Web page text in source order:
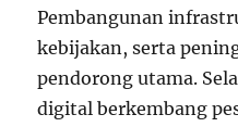
Pembangunan
kebijakan, serta
pendorong utama.
digital berkembang